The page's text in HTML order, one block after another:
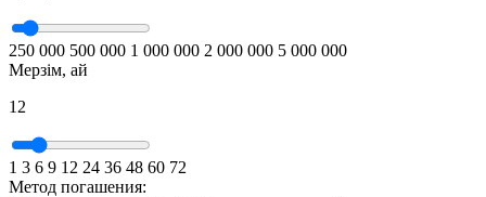
250 000 500 000 1 000 000 2 000 000 5 000 000
Мерзім, ай
12
1 3 6 9 12 24 36 48 60 72
Метод погашения: